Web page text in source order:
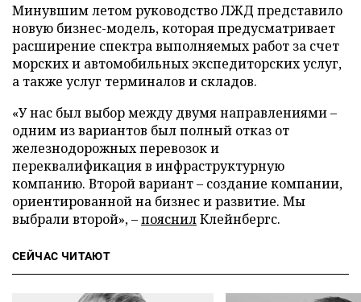
Минувшим летом руководство ЛЖД представило
новую бизнес-модель, которая предусматривает
расширение спектра выполняемых работ за счет
морских и автомобильных экспедиторских услуг,
а также услуг терминалов и складов.
«У нас был выбор между двумя направлениями –
одним из вариантов был полный отказ от
железнодорожных перевозок и
переквалификация в инфраструктурную
компанию. Второй вариант – создание компании,
ориентированной на бизнес и развитие. Мы
выбрали второй», –пояснилКлейнбергс.
СЕЙЧАС ЧИТАЮТ